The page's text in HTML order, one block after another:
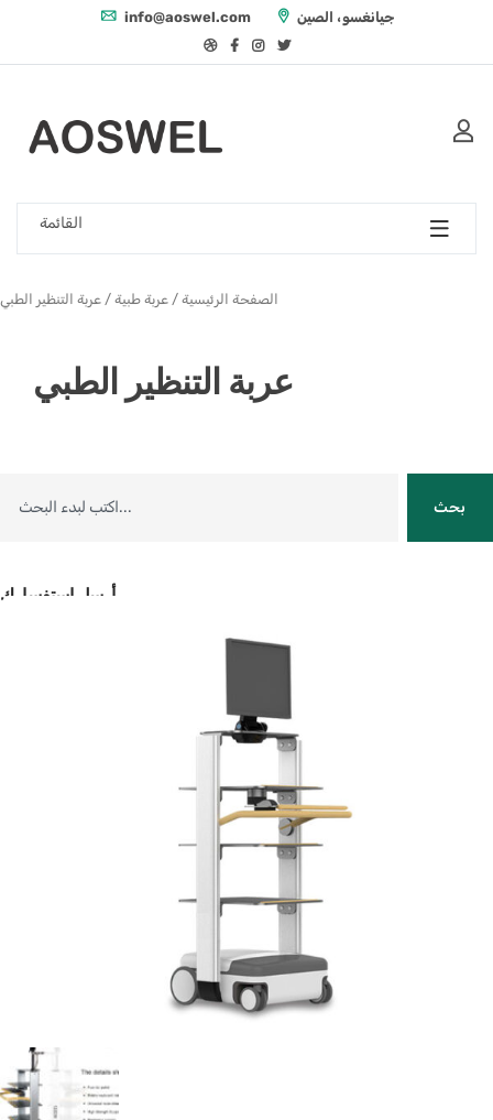
info@aoswel.com جيانغسو، الصين
القائمة
الصفحة الرئيسية / عربة طبية / عربة التنظير الطبي
عربة التنظير الطبي
بحث
أرسل استفسارك